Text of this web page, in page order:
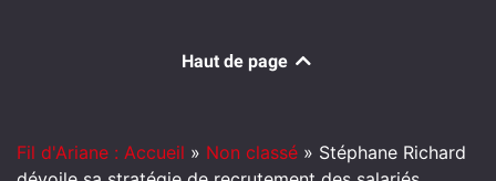
Haut de page
Fil d'Ariane : Accueil » Non classé » Stéphane Richard